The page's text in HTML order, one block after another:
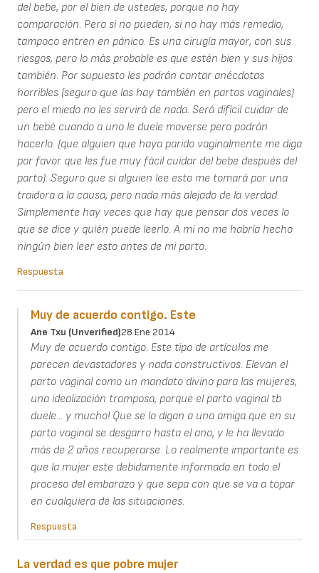
del bebe, por el bien de ustedes, porque no hay
comparación. Pero si no pueden, si no hay más remedio,
tampoco entren en pánico. Es una cirugía mayor, con sus
riesgos, pero lo más probable es que estén bien y sus hijos
también. Por supuesto les podrán contar anécdotas
horribles (seguro que las hay también en partos vaginales)
pero el miedo no les servirá de nada. Será difícil cuidar de
un bebé cuando a uno le duele moverse pero podrán
hacerlo. (que alguien que haya parido vaginalmente me diga
por favor que les fue muy fácil cuidar del bebe después del
parto). Seguro que si alguien lee esto me tomará por una
traidora a la causa, pero nada más alejado de la verdad.
Simplemente hay veces que hay que pensar dos veces lo
que se dice y quién puede leerlo. A mí no me habría hecho
ningún bien leer esto antes de mi parto.
Respuesta
Muy de acuerdo contigo. Este
Ane Txu (unverified)28 Ene 2014
Muy de acuerdo contigo. Este tipo de artículos me
parecen devastadores y nada constructivos. Elevan el
parto vaginal como un mandato divino para las mujeres,
una idealización tramposa, porque el parto vaginal tb
duele... y mucho! Que se lo digan a una amiga que en su
parto vaginal se desgarro hasta el ano, y le ha llevado
más de 2 años recuperarse. Lo realmente importante es
que la mujer este debidamente informada en todo el
proceso del embarazo y que sepa con que se va a topar
en cualquiera de las situaciones.
Respuesta
La verdad es que pobre mujer